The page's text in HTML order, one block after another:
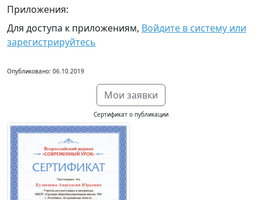
Приложения:
Для доступа к приложениям, Войдите в систему или
зарегистрируйтесь
Опубликовано: 06.10.2019
Мои заявки
Сертификат о публикации